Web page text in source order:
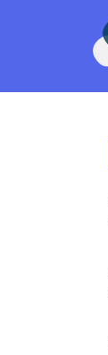
sisältöön